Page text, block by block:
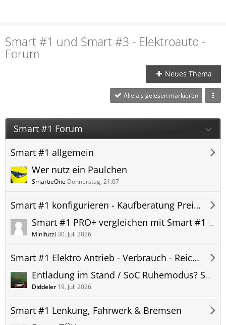
Smart #1 und Smart #3 - Elektroauto -
Forum
Neues Thema
Alle als gelesen markieren
Smart #1 Forum
Smart #1 allgemein
Wer nutz ein Paulchen
SmartieOne Donnerstag, 21:07
Smart #1 konfigurieren - Kaufberatung Preis Kauf Leasing
Smart #1 PRO+ vergleichen mit Smart #1 PREMIUM
Minifutzi 30. Juli 2026
Smart #1 Elektro Antrieb - Verbrauch - Reichweite
Entladung im Stand / SoC Ruhemodus? Smart Akku Verbrauch im Stehen über Nacht.
Diddeler 19. Juli 2026
Smart #1 Lenkung, Fahrwerk & Bremsen